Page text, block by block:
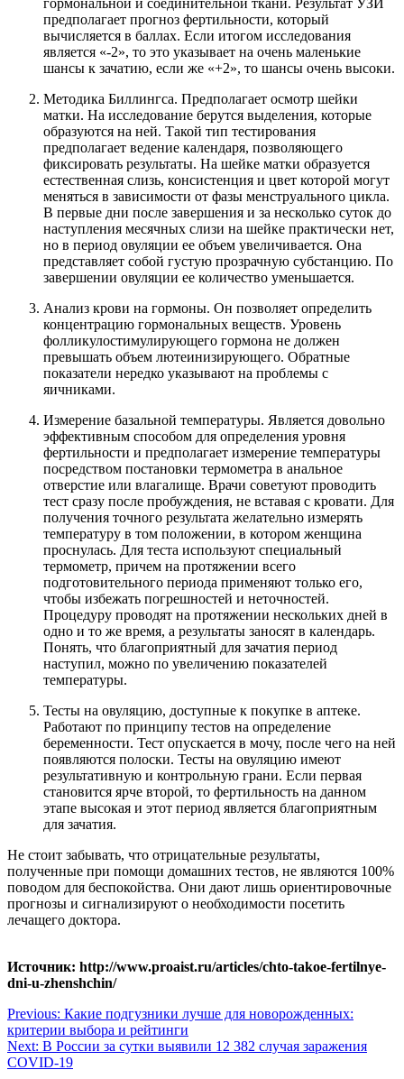
гормональной и соединительной ткани. Результат УЗИ
предполагает прогноз фертильности, который
вычисляется в баллах. Если итогом исследования
является «-2», то это указывает на очень маленькие
шансы к зачатию, если же «+2», то шансы очень высоки.
Методика Биллингса. Предполагает осмотр шейки
матки. На исследование берутся выделения, которые
образуются на ней. Такой тип тестирования
предполагает ведение календаря, позволяющего
фиксировать результаты. На шейке матки образуется
естественная слизь, консистенция и цвет которой могут
меняться в зависимости от фазы менструального цикла.
В первые дни после завершения и за несколько суток до
наступления месячных слизи на шейке практически нет,
но в период овуляции ее объем увеличивается. Она
представляет собой густую прозрачную субстанцию. По
завершении овуляции ее количество уменьшается.
Анализ крови на гормоны. Он позволяет определить
концентрацию гормональных веществ. Уровень
фолликулостимулирующего гормона не должен
превышать объем лютеинизирующего. Обратные
показатели нередко указывают на проблемы с
яичниками.
Измерение базальной температуры. Является довольно
эффективным способом для определения уровня
фертильности и предполагает измерение температуры
посредством постановки термометра в анальное
отверстие или влагалище. Врачи советуют проводить
тест сразу после пробуждения, не вставая с кровати. Для
получения точного результата желательно измерять
температуру в том положении, в котором женщина
проснулась. Для теста используют специальный
термометр, причем на протяжении всего
подготовительного периода применяют только его,
чтобы избежать погрешностей и неточностей.
Процедуру проводят на протяжении нескольких дней в
одно и то же время, а результаты заносят в календарь.
Понять, что благоприятный для зачатия период
наступил, можно по увеличению показателей
температуры.
Тесты на овуляцию, доступные к покупке в аптеке.
Работают по принципу тестов на определение
беременности. Тест опускается в мочу, после чего на ней
появляются полоски. Тесты на овуляцию имеют
результативную и контрольную грани. Если первая
становится ярче второй, то фертильность на данном
этапе высокая и этот период является благоприятным
для зачатия.
Не стоит забывать, что отрицательные результаты,
полученные при помощи домашних тестов, не являются 100%
поводом для беспокойства. Они дают лишь ориентировочные
прогнозы и сигнализируют о необходимости посетить
лечащего доктора.
Источник: http://www.proaist.ru/articles/chto-takoe-fertilnye-
dni-u-zhenshchin/
Навигация
по
записям
Previous: Какие подгузники лучше для новорожденных:
критерии выбора и рейтинги
Next: В России за сутки выявили 12 382 случая заражения
COVID-19